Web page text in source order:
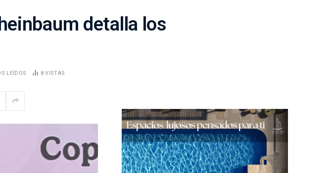
detalla los
LEÍDOS 8VISTAS